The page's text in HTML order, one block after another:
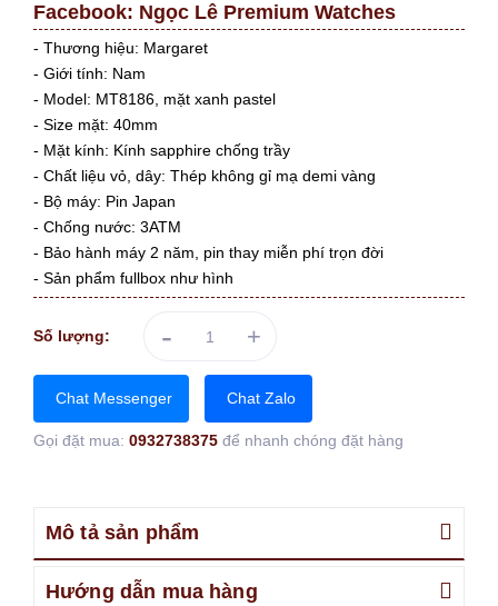
Facebook: Ngọc Lê Premium Watches
- Thương hiệu: Margaret
- Giới tính: Nam
- Model: MT8186, mặt xanh pastel
- Size mặt: 40mm
- Mặt kính: Kính sapphire chống trầy
- Chất liệu vỏ, dây: Thép không gỉ mạ demi vàng
- Bộ máy: Pin Japan
- Chống nước: 3ATM
- Bảo hành máy 2 năm, pin thay miễn phí trọn đời
- Sản phẩm fullbox như hình
Số lượng: - +
Chat Messenger Chat Zalo
Gọi đặt mua: 0932738375 để nhanh chóng đặt hàng
Mô tả sản phẩm
Hướng dẫn mua hàng